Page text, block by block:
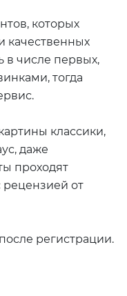
которых
качественных
в числе первых,
тогда
классики,
даже
проходят
рецензией от
регистрации.